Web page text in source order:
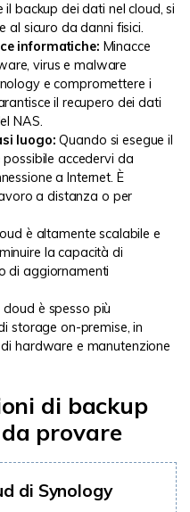
backup dei dati nel cloud, si
al sicuro da danni fisici.
informatiche: Minacce
virus e malware
e compromettere i
il recupero dei dati
NAS.
luogo:Quando si esegue il
accedervi da
a Internet. È
a distanza o per
è altamente scalabile e
la capacità di
di aggiornamenti
è spesso più
storage on-premise, in
hardware e manutenzione
di backup
provare
di Synology